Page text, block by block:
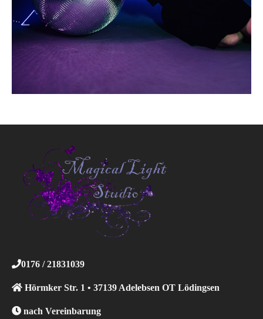
0176 / 21831039
Hörmker Str. 1 • 37139 Adelebsen OT Lödingsen
nach Vereinbarung